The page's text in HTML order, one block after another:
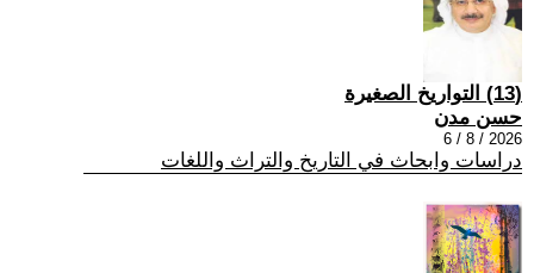
(13) التواريخ الصغيرة
حسن مدن
2026 / 8 / 6
دراسات وابحاث في التاريخ والتراث واللغات